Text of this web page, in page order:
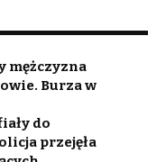
mężczyzna
Burza w
do
przejęła